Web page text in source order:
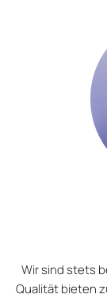
Wir sind stets
Qualität bieten